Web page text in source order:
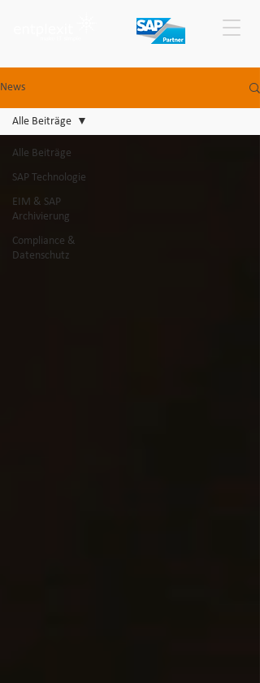
News
Alle Beiträge
SAP Technologie
EIM & SAP
Archivierung
Compliance &
Datenschutz
Alle Beiträge